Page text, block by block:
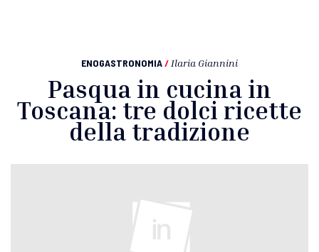
ENOGASTRONOMIA/ Ilaria Giannini
Pasqua in cucina in
Toscana: tre dolci ricette
della tradizione